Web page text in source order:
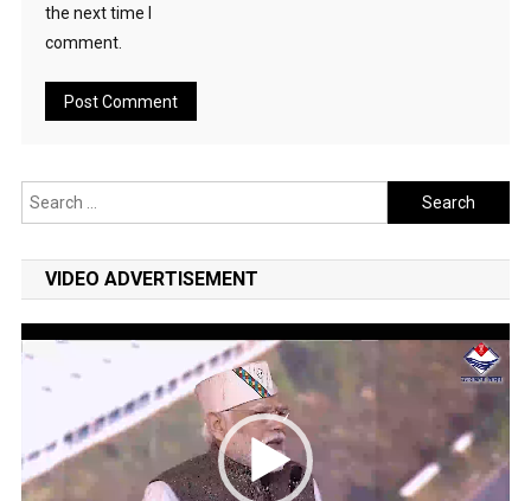
the next time I
comment.
Search
for:
VIDEO ADVERTISEMENT
Video